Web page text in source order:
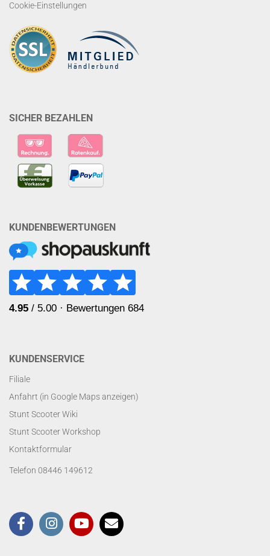
Cookie-Einstellungen
SICHER BEZAHLEN
KUNDENBEWERTUNGEN
KUNDENSERVICE
Filiale
Anfahrt (in Google Maps anzeigen)
Stunt Scooter Wiki
Stunt Scooter Workshop
Kontaktformular
Telefon 08446 149612